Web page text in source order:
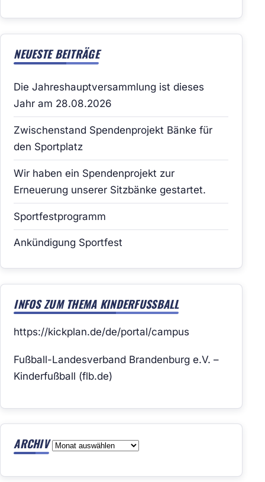
NEUESTE BEITRÄGE
Die Jahreshauptversammlung ist dieses
Jahr am 28.08.2026
Zwischenstand Spendenprojekt Bänke für
den Sportplatz
Wir haben ein Spendenprojekt zur
Erneuerung unserer Sitzbänke gestartet.
Sportfestprogramm
Ankündigung Sportfest
INFOS ZUM THEMA KINDERFUSSBALL
https://kickplan.de/de/portal/campus
Fußball-Landesverband Brandenburg e.V. –
Kinderfußball (flb.de)
ARCHIV Archiv